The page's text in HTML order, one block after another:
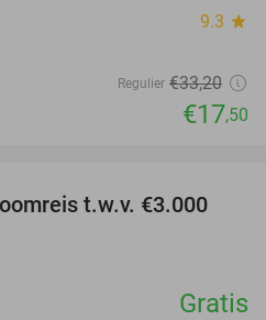
9.3 star
Regulier €33,20
€17,50
t.w.v. €3.000
Gratis